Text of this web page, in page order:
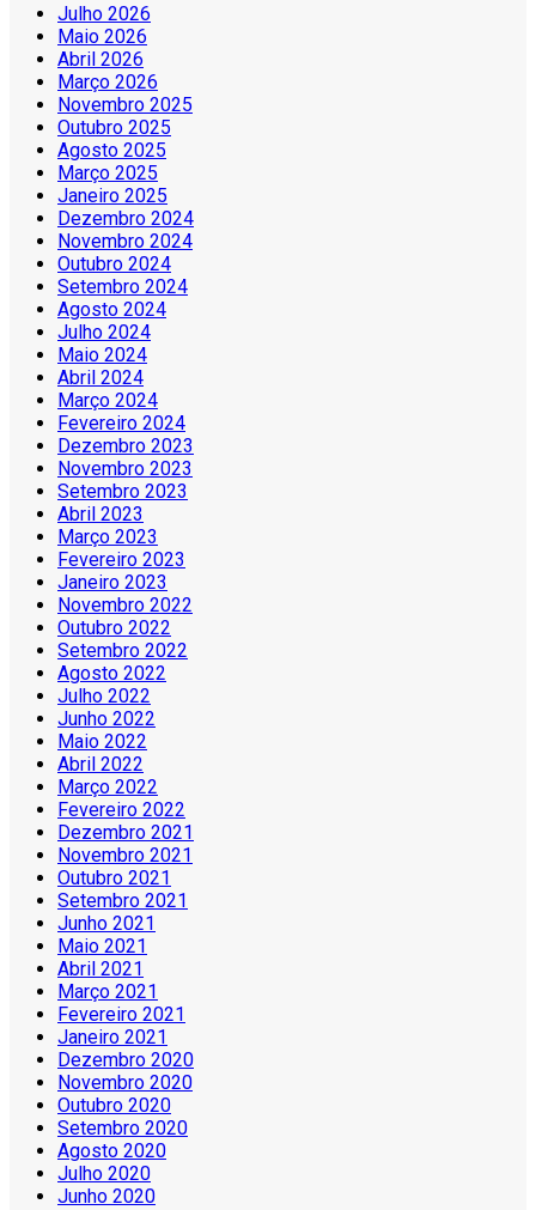
Julho 2026
Maio 2026
Abril 2026
Março 2026
Novembro 2025
Outubro 2025
Agosto 2025
Março 2025
Janeiro 2025
Dezembro 2024
Novembro 2024
Outubro 2024
Setembro 2024
Agosto 2024
Julho 2024
Maio 2024
Abril 2024
Março 2024
Fevereiro 2024
Dezembro 2023
Novembro 2023
Setembro 2023
Abril 2023
Março 2023
Fevereiro 2023
Janeiro 2023
Novembro 2022
Outubro 2022
Setembro 2022
Agosto 2022
Julho 2022
Junho 2022
Maio 2022
Abril 2022
Março 2022
Fevereiro 2022
Dezembro 2021
Novembro 2021
Outubro 2021
Setembro 2021
Junho 2021
Maio 2021
Abril 2021
Março 2021
Fevereiro 2021
Janeiro 2021
Dezembro 2020
Novembro 2020
Outubro 2020
Setembro 2020
Agosto 2020
Julho 2020
Junho 2020